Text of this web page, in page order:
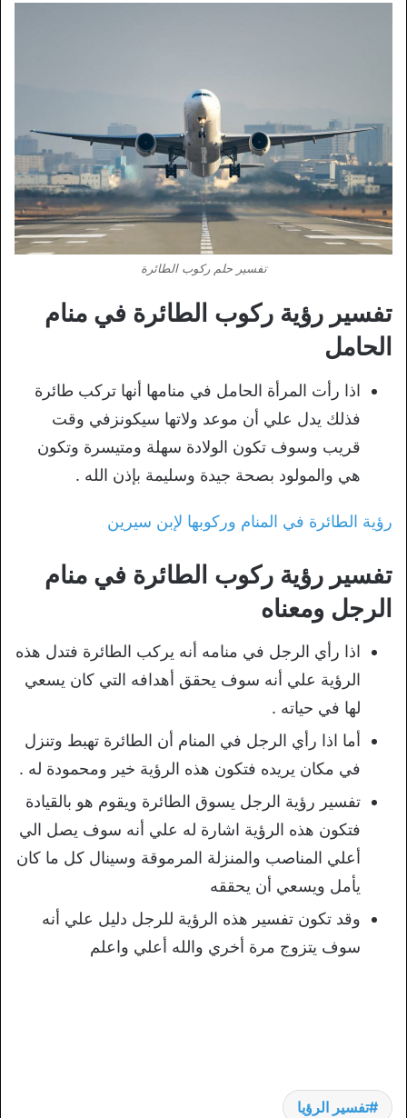
تفسير حلم ركوب الطائرة
تفسير رؤية ركوب الطائرة في منام
الحامل
اذا رأت المرأة الحامل في منامها أنها تركب طائرة
فذلك يدل علي أن موعد ولاتها سيكونزفي وقت
قريب وسوف تكون الولادة سهلة ومتيسرة وتكون
هي والمولود بصحة جيدة وسليمة بإذن الله .
رؤية الطائرة في المنام وركوبها لإبن سيرين
تفسير رؤية ركوب الطائرة في منام
الرجل ومعناه
اذا رأي الرجل في منامه أنه يركب الطائرة فتدل هذه
الرؤية علي أنه سوف يحقق أهدافه التي كان يسعي
لها في حياته .
أما اذا رأي الرجل في المنام أن الطائرة تهبط وتنزل
في مكان يريده فتكون هذه الرؤية خير ومحمودة له .
تفسير رؤية الرجل يسوق الطائرة ويقوم هو بالقيادة
فتكون هذه الرؤية اشارة له علي أنه سوف يصل الي
أعلي المناصب والمنزلة المرموقة وسينال كل ما كان
يأمل ويسعي أن يحققه
وقد تكون تفسير هذه الرؤية للرجل دليل علي أنه
سوف يتزوج مرة أخري والله أعلي واعلم
تفسير الرؤيا